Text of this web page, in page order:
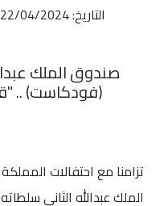
التاريخ: 22/04/2024
صندوق الملك
(فودكاست) ..
تزامنا مع احتفالات
الملك عبدالله الثاني